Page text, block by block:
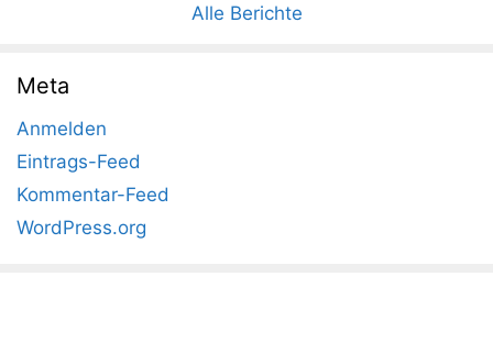
Alle Berichte
Meta
Anmelden
Eintrags-Feed
Kommentar-Feed
WordPress.org